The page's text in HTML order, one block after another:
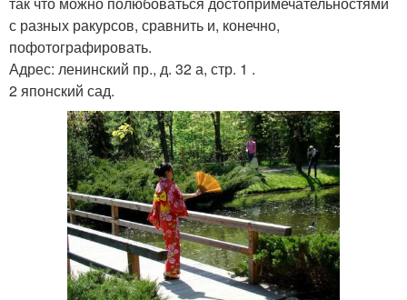
с разных ракурсов, сравнить и, конечно,
пофотографировать.
Адрес: ленинский пр., д. 32 а, стр. 1 .
2 японский сад.